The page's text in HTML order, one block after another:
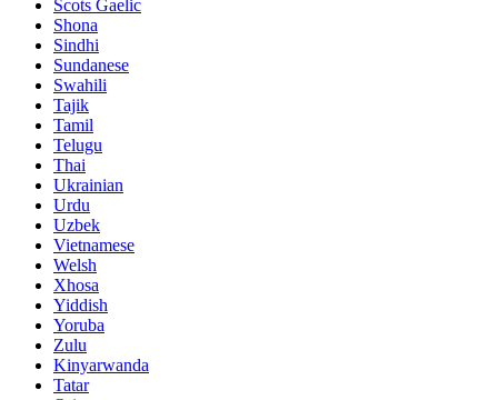
Scots Gaelic
Shona
Sindhi
Sundanese
Swahili
Tajik
Tamil
Telugu
Thai
Ukrainian
Urdu
Uzbek
Vietnamese
Welsh
Xhosa
Yiddish
Yoruba
Zulu
Kinyarwanda
Tatar